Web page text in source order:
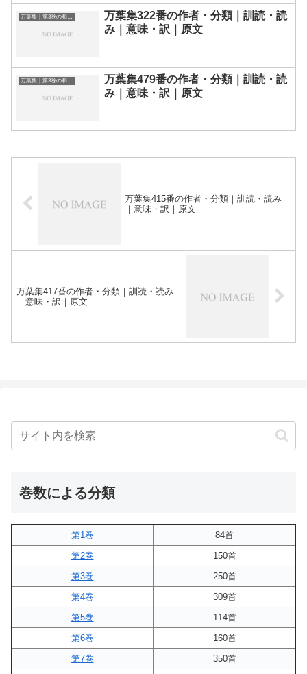
万葉集｜第3巻の和歌一覧
万葉集322番の作者・分類｜訓読・読
み｜意味・訳｜原文
万葉集479番の作者・分類｜訓読・読
み｜意味・訳｜原文
万葉集415番の作者・分類｜訓読・読み
｜意味・訳｜原文
万葉集417番の作者・分類｜訓読・読み
｜意味・訳｜原文
巻数による分類
第1巻
84首
第2巻
150首
第3巻
250首
第4巻
309首
第5巻
114首
第6巻
160首
第7巻
350首